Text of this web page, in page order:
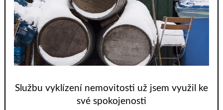
Službu vyklízení nemovitosti už jsem využil ke
své spokojenosti